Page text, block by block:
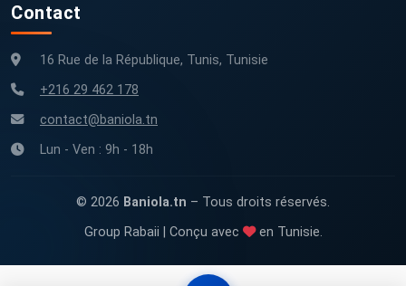
Contact
16 Rue de la République, Tunis, Tunisie
+216 29 462 178
contact@baniola.tn
Lun - Ven : 9h - 18h
© 2026 Baniola.tn – Tous droits réservés.
Group Rabaii | Conçu avec
en Tunisie.